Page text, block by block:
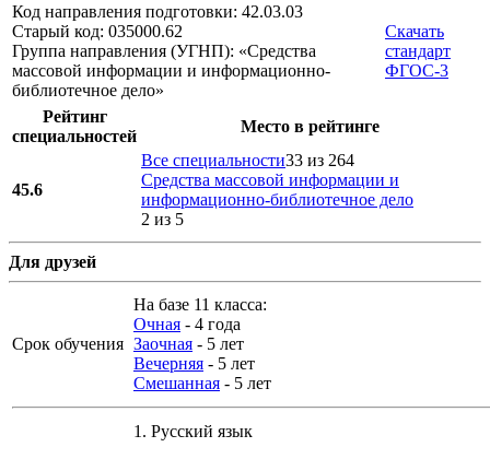
Код направления подготовки: 42.03.03
Старый код: 035000.62
Группа направления (УГНП): «Средства
массовой информации и информационно-
библиотечное дело»
Скачать
стандарт
ФГОС-3
Рейтинг
специальностей
Место в рейтинге
45.6
Все специальности33 из 264
Средства массовой информации и
информационно-библиотечное дело
2 из 5
Для друзей
Срок обучения
На базе 11 класса:
Очная - 4 года
Заочная - 5 лет
Вечерняя - 5 лет
Смешанная - 5 лет
1. Русский язык